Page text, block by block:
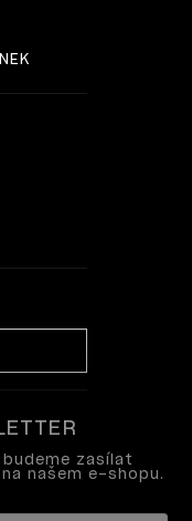
zasílat
našem e-shopu.